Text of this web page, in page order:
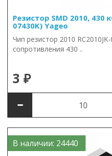
Резистор SMD 2010, 430
07430K) Yageo
Чип резистор 2010
сопротивления 430 ..
3 ₽
В наличии: 24440